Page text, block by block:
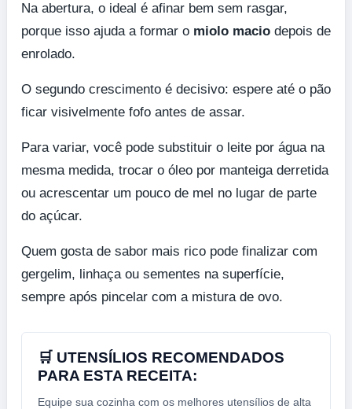
Na abertura, o ideal é afinar bem sem rasgar,
porque isso ajuda a formar o miolo macio depois de
enrolado.
O segundo crescimento é decisivo: espere até o pão
ficar visivelmente fofo antes de assar.
Para variar, você pode substituir o leite por água na
mesma medida, trocar o óleo por manteiga derretida
ou acrescentar um pouco de mel no lugar de parte
do açúcar.
Quem gosta de sabor mais rico pode finalizar com
gergelim, linhaça ou sementes na superfície,
sempre após pincelar com a mistura de ovo.
🛒 UTENSÍLIOS RECOMENDADOS
PARA ESTA RECEITA:
Equipe sua cozinha com os melhores utensílios de alta